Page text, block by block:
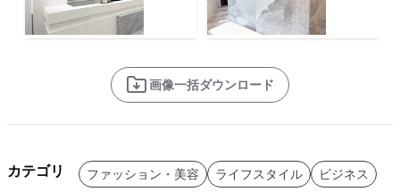
画像一括ダウンロード
カテゴリ ファッション・美容 ライフスタイル ビジネス